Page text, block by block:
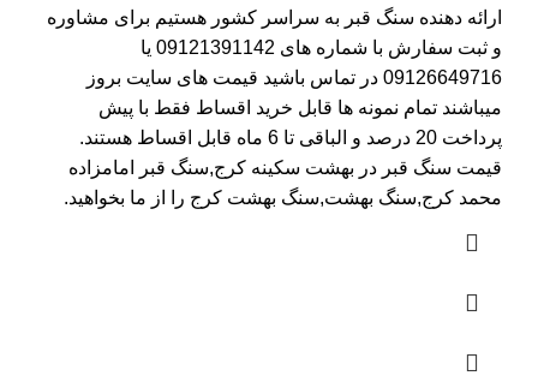
ارائه دهنده سنگ قبر به سراسر کشور هستیم برای مشاوره
و ثبت سفارش با شماره های 09121391142 یا
09126649716 در تماس باشید قیمت های سایت بروز
میباشند تمام نمونه ها قابل خرید اقساط فقط با پیش
پرداخت 20 درصد و الباقی تا 6 ماه قابل اقساط هستند.
قیمت سنگ قبر در بهشت سکینه کرج,سنگ قبر امامزاده
محمد کرج,سنگ بهشت,سنگ بهشت کرج را از ما بخواهید.